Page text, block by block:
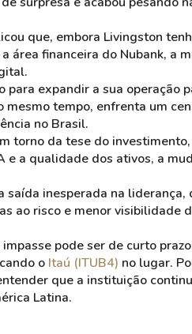
que, embora Livingston
área financeira do Nubank, a
expandir a sua operação
mesmo tempo, enfrenta um
no Brasil.
torno da tese do
e a qualidade dos ativos, a
saída inesperada na
ao risco e menor visibilidade
pode ser de curto
o Itaú (ITUB4) no lugar.
que a instituição
Latina.